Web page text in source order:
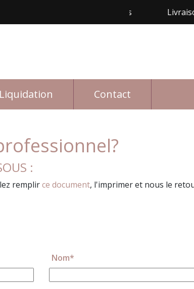
Livraison
Liquidation Contact
:
remplirce document, l'imprimer et nous le
Nom*